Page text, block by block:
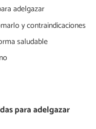
adelgazar
y contraindicaciones
saludable
para adelgazar